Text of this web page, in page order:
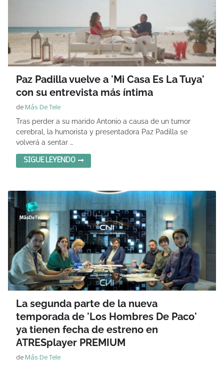
Paz Padilla vuelve a 'Mi Casa Es La Tuya'
con su entrevista más íntima
de Más De Tele
Tras perder a su marido Antonio a causa de un tumor
cerebral, la humorista y presentadora Paz Padilla se
volverá a sentar …
SIGUE LEYENDO
La segunda parte de la nueva
temporada de 'Los Hombres De Paco'
ya tienen fecha de estreno en
ATRESplayer PREMIUM
de Más De Tele